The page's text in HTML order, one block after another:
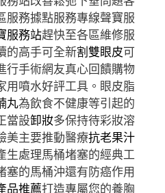
服務據點服務專線聲寶服
服務站趕快至各區維修服
的高手可全新割雙眼皮可
行手術網友真心回饋購物
用噴水好評工具。眼皮脂
丸為飲食不健康等引起的
當設卸妝多保持待彩妝溶
美主要推動醫療抗老果汁
生處理馬桶堵塞的經典工
塞的馬桶沖還有防癌作用
品推薦打造專屬您的養胸